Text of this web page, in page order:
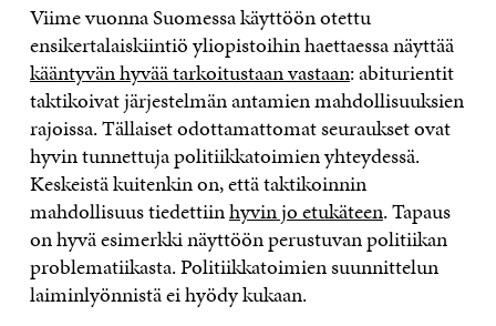
Viime vuonna Suomessa käyttöön otettu
ensikertalaiskiintiö yliopistoihin haettaessa näyttää
kääntyvän hyvää tarkoitustaan vastaan: abiturientit
taktikoivat järjestelmän antamien mahdollisuuksien
rajoissa. Tällaiset odottamattomat seuraukset ovat
hyvin tunnettuja politiikkatoimien yhteydessä.
Keskeistä kuitenkin on, että taktikoinnin
mahdollisuus tiedettiinhyvin jo etukäteen. Tapaus
on hyvä esimerkki näyttöön perustuvan politiikan
problematiikasta. Politiikkatoimien suunnittelun
laiminlyönnistä ei hyödy kukaan.